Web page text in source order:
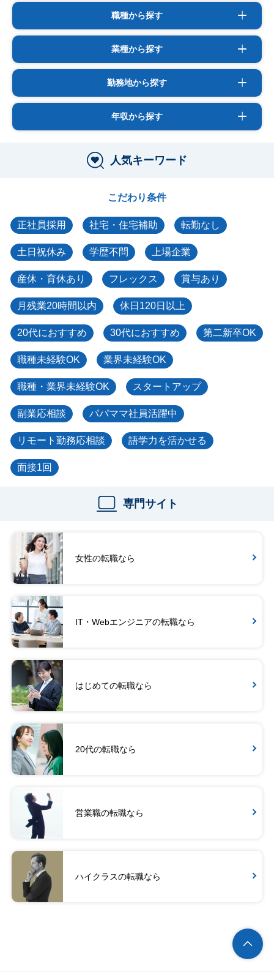
職種から探す
業種から探す
勤務地から探す
年収から探す
人気キーワード
こだわり条件
正社員採用 社宅・住宅補助 転勤なし
土日祝休み 学歴不問 上場企業
産休・育休あり フレックス 賞与あり
月残業20時間以内 休日120日以上
20代におすすめ 30代におすすめ 第二新卒OK
職種未経験OK 業界未経験OK
職種・業界未経験OK スタートアップ
副業応相談 パパママ社員活躍中
リモート勤務応相談 語学力を活かせる
面接1回
専門サイト
女性の転職なら
IT・Webエンジニアの転職なら
はじめての転職なら
20代の転職なら
営業職の転職なら
ハイクラスの転職なら